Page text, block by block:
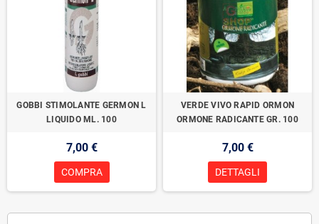
GOBBI STIMOLANTE GERMON L
LIQUIDO ML. 100
7,00 €
COMPRA
VERDE VIVO RAPID ORMON
ORMONE RADICANTE GR. 100
7,00 €
DETTAGLI